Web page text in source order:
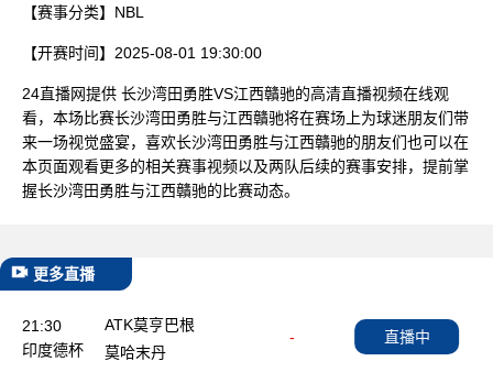
【赛事分类】 NBL
【开赛时间】 2025-08-01 19:30:00
24直播网提供 长沙湾田勇胜VS江西贛驰的高清直播视频在线观
看，本场比赛长沙湾田勇胜与江西贛驰将在赛场上为球迷朋友们带
来一场视觉盛宴，喜欢长沙湾田勇胜与江西贛驰的朋友们也可以在
本页面观看更多的相关赛事视频以及两队后续的赛事安排，提前掌
握长沙湾田勇胜与江西贛驰的比赛动态。
更多直播
21:30
印度德杯
ATK莫亨巴根
-
莫哈末丹
直播中